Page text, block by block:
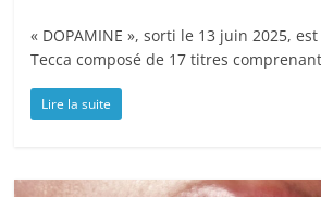
« DOPAMINE », sorti le 13 juin 2025,
Tecca composé de 17 titres
Lire la suite